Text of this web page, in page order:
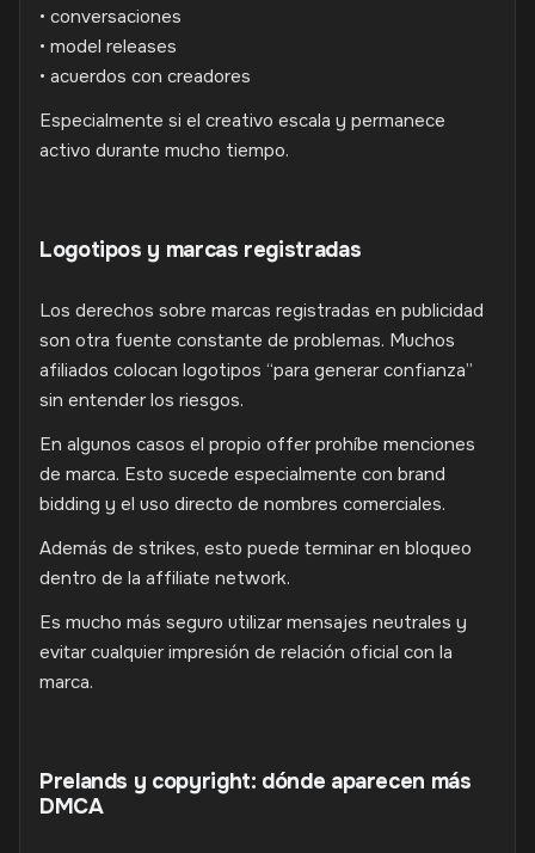
• conversaciones
• model releases
• acuerdos con creadores
Especialmente si el creativo escala y permanece
activo durante mucho tiempo.
Logotipos y marcas registradas
Los derechos sobre marcas registradas en publicidad
son otra fuente constante de problemas. Muchos
afiliados colocan logotipos “para generar confianza”
sin entender los riesgos.
En algunos casos el propio offer prohíbe menciones
de marca. Esto sucede especialmente con brand
bidding y el uso directo de nombres comerciales.
Además de strikes, esto puede terminar en bloqueo
dentro de la affiliate network.
Es mucho más seguro utilizar mensajes neutrales y
evitar cualquier impresión de relación oficial con la
marca.
Prelands y copyright: dónde aparecen más
DMCA